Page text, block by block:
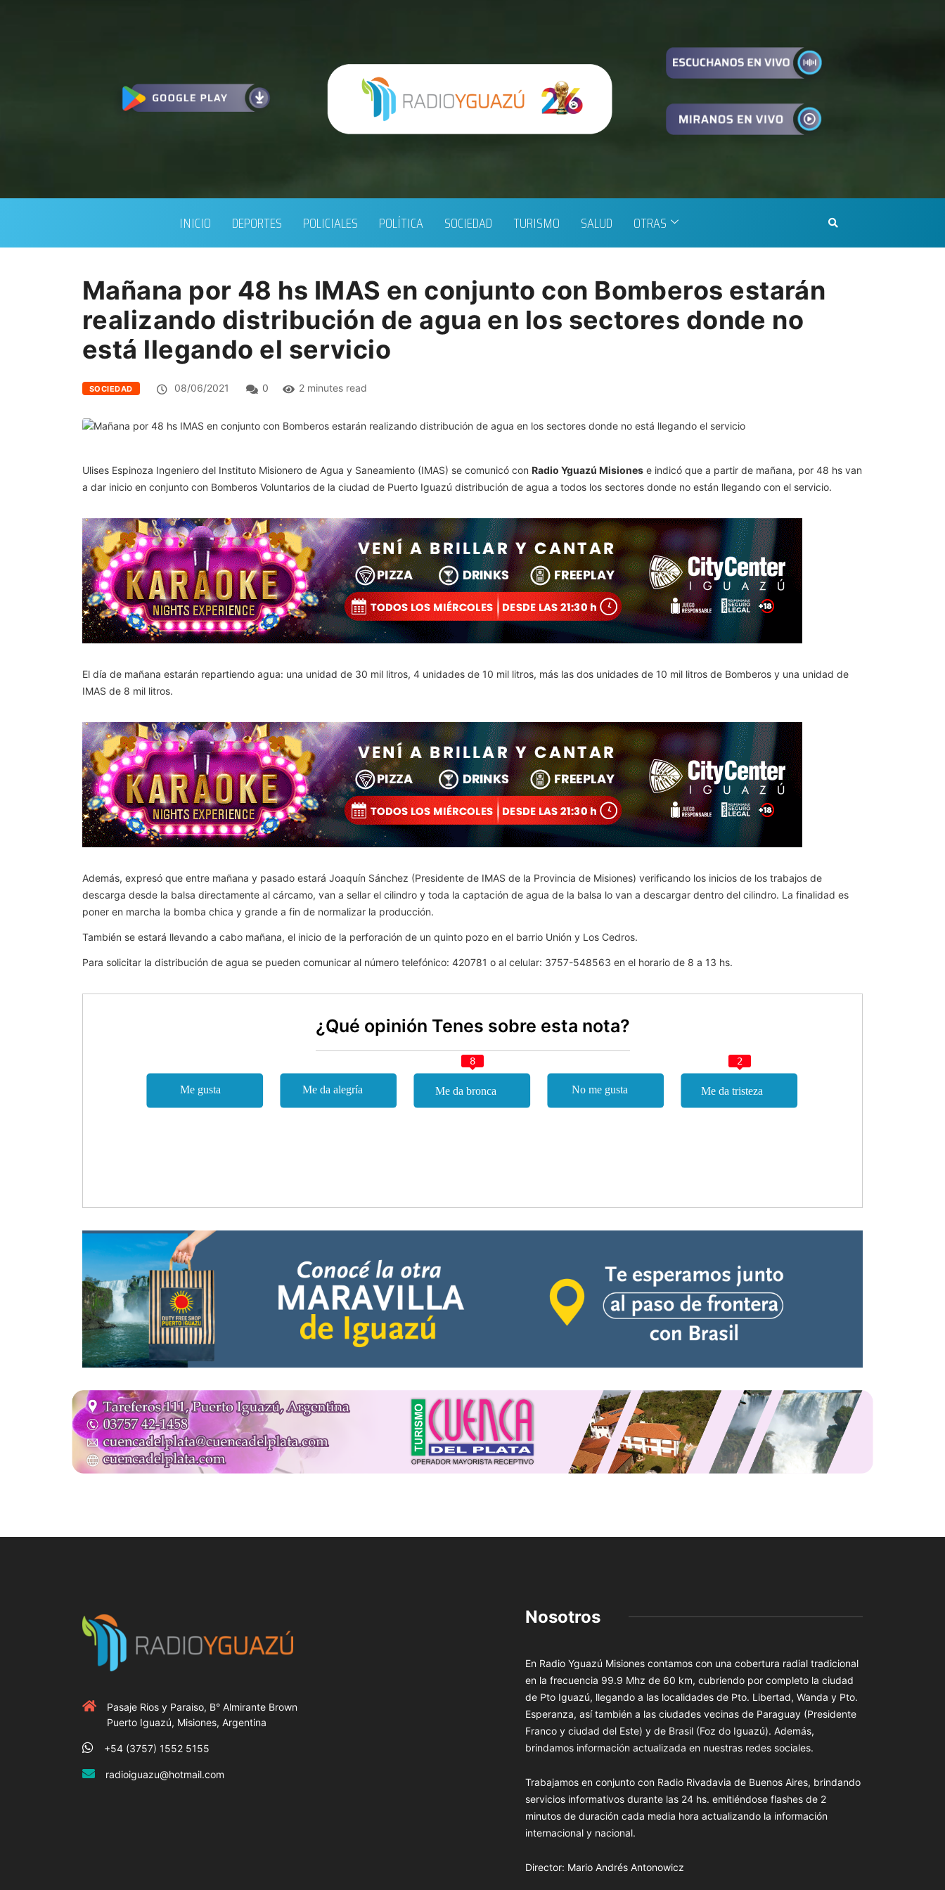
INICIO DEPORTES POLICIALES POLÍTICA SOCIEDAD TURISMO SALUD OTRAS
Mañana por 48 hs IMAS en conjunto con Bomberos estarán
realizando distribución de agua en los sectores donde no
está llegando el servicio
SOCIEDAD 08/06/2021 0 2 minutes read
Ulises Espinoza Ingeniero del Instituto Misionero de Agua y Saneamiento (IMAS) se comunicó con Radio Yguazú Misiones e indicó que a partir de mañana, por 48 hs van
a dar inicio en conjunto con Bomberos Voluntarios de la ciudad de Puerto Iguazú distribución de agua a todos los sectores donde no están llegando con el servicio.
El día de mañana estarán repartiendo agua: una unidad de 30 mil litros, 4 unidades de 10 mil litros, más las dos unidades de 10 mil litros de Bomberos y una unidad de
IMAS de 8 mil litros.
Además, expresó que entre mañana y pasado estará Joaquín Sánchez (Presidente de IMAS de la Provincia de Misiones) verificando los inicios de los trabajos de
descarga desde la balsa directamente al cárcamo, van a sellar el cilindro y toda la captación de agua de la balsa lo van a descargar dentro del cilindro. La finalidad es
poner en marcha la bomba chica y grande a fin de normalizar la producción.
También se estará llevando a cabo mañana, el inicio de la perforación de un quinto pozo en el barrio Unión y Los Cedros.
Para solicitar la distribución de agua se pueden comunicar al número telefónico: 420781 o al celular: 3757-548563 en el horario de 8 a 13 hs.
¿Qué opinión Tenes sobre esta nota?
8 2
Pasaje Rios y Paraiso, B° Almirante Brown
Puerto Iguazú, Misiones, Argentina
+54 (3757) 1552 5155
radioiguazu@hotmail.com
Nosotros
En Radio Yguazú Misiones contamos con una cobertura radial tradicional
en la frecuencia 99.9 Mhz de 60 km, cubriendo por completo la ciudad
de Pto Iguazú, llegando a las localidades de Pto. Libertad, Wanda y Pto.
Esperanza, así también a las ciudades vecinas de Paraguay (Presidente
Franco y ciudad del Este) y de Brasil (Foz do Iguazú). Además,
brindamos información actualizada en nuestras redes sociales.
Trabajamos en conjunto con Radio Rivadavia de Buenos Aires, brindando
servicios informativos durante las 24 hs. emitiéndose flashes de 2
minutos de duración cada media hora actualizando la información
internacional y nacional.
Director: Mario Andrés Antonowicz